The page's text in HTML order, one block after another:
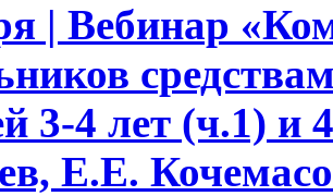
| Вебинар
3-4 лет (ч.1)
Е.Е.